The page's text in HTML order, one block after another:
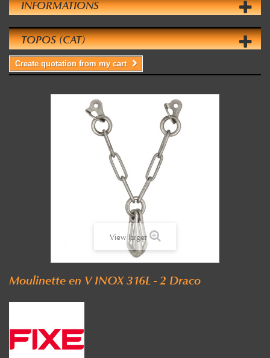
INFORMATIONS
TOPOS (CAT)
Create quotation from my cart
View larger
Moulinette en V INOX 316L - 2 Draco